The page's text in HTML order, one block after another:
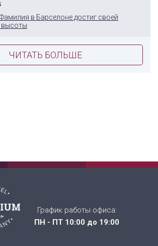
в Барселоне достиг своей
высоты
ЧИТАТЬ БОЛЬШЕ
График работы офиса:
ПН - ПТ 10:00 до 19:00